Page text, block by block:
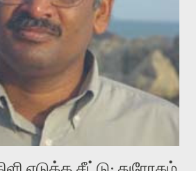
கோயில் கருவறையின்
படக்கருவியை இயக்கி சாத்தி
அறிவோம். அறிதல் அபச்சாரமில்லை.
பொயடிக்ஸ் எனும் சமகால
கருவி. இக்கருவியை மனுஷ்யபுத்திரனின்
ஒரு கவிதையில் சொருகப் போகிறோம்.
அன்றாட மொழியில் ஒன்று ம...